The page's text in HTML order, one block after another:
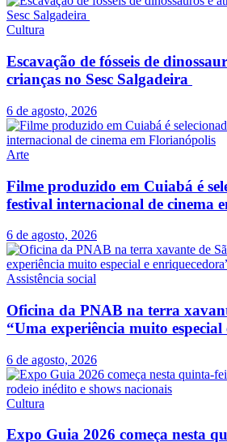
Cultura
Escavação de fósseis de
crianças no Sesc Salgadeira
6 de agosto, 2026
Arte
Filme produzido em Cuiabá é
festival internacional de cinema
6 de agosto, 2026
Assistência social
Oficina da PNAB na terra
“Uma experiência muito especial
6 de agosto, 2026
Cultura
Expo Guia 2026 começa nesta